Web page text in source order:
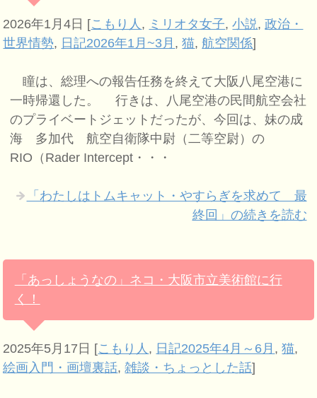
2026年1月4日 [こもり人 , ミリオタ女子,小説,政治・
世界情勢, 日記2026年1月~3月 ,猫,航空関係]
瞳は、総理への報告任務を終えて大阪八尾空港に
一時帰還した。 行きは、八尾空港の民間航空会社
のプライベートジェットだったが、今回は、妹の成
海 多加代 航空自衛隊中尉（二等空尉）の
RIO（Rader Intercept・・・
「わたしはトムキャット・やすらぎを求めて 最
終回」の続きを読む
「あっしょうなの」ネコ・大阪市立美術館に行
く！
2025年5月17日 [こもり人 , 日記2025年4月～6月 ,猫,
絵画入門・画壇裏話,雑談・ちょっとした話]